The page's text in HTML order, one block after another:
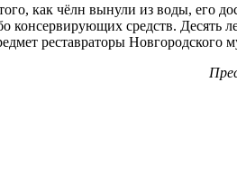
как чёлн вынули из воды, его
средств. Десять
реставраторы Новгородского